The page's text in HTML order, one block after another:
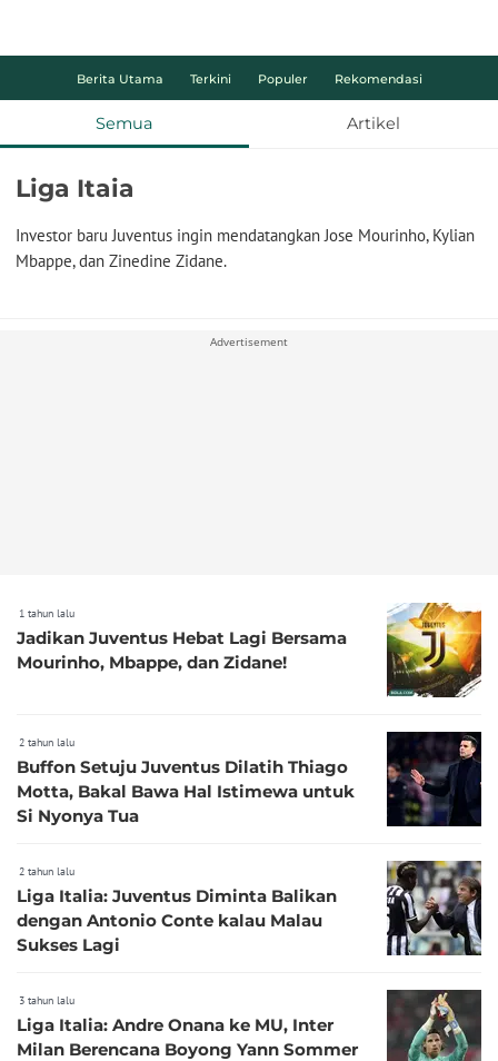
Berita Utama Terkini Populer Rekomendasi
Semua Artikel
Liga Itaia
Investor baru Juventus ingin mendatangkan Jose Mourinho, Kylian
Mbappe, dan Zinedine Zidane.
Advertisement
1 tahun lalu
Jadikan Juventus Hebat Lagi Bersama
Mourinho, Mbappe, dan Zidane!
2 tahun lalu
Buffon Setuju Juventus Dilatih Thiago
Motta, Bakal Bawa Hal Istimewa untuk
Si Nyonya Tua
2 tahun lalu
Liga Italia: Juventus Diminta Balikan
dengan Antonio Conte kalau Malau
Sukses Lagi
3 tahun lalu
Liga Italia: Andre Onana ke MU, Inter
Milan Berencana Boyong Yann Sommer